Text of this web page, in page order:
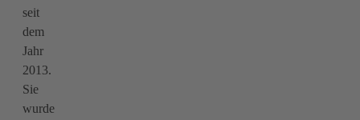
seit
dem
Jahr
2013.
Sie
wurde